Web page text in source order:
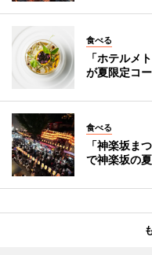
食べる
「ホテルメ
が夏限定コ
食べる
「神楽坂ま
で神楽坂の